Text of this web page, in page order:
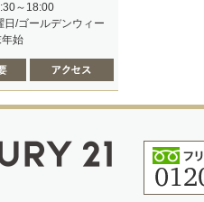
～18:00
日/ゴールデンウィー
年始